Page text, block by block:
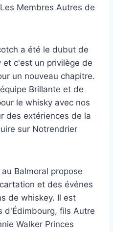
Membres Autres de
a été le dubut de
et c'est un privilège de
un nouveau chapitre.
Brillante et de
le whisky avec nos
des extériences de la
sur Notrendrier
Balmoral propose
et des événes
de whiskey. Il est
d'Édimbourg, fils Autre
Walker Princes